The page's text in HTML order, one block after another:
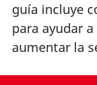
guía incluye
para ayudar
aumentar la